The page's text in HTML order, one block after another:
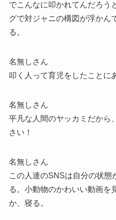
でこんなに叩かれてんだろう
グで対ジャニの構図が浮かん
る。
名無しさん
叩く人って育児をしたことに
名無しさん
平凡な人間のヤッカミだから
さい！
名無しさん
この人達のSNSは自分の状態
る。小動物のかわいい動画を
か、寝る。